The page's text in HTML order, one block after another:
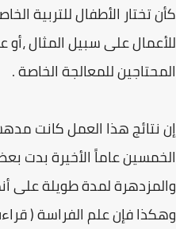
كأن تختار الأطفال للتربية
للأعمال على سبيل المثال
المحتاجين للمعالجة الخاصة .
إن نتائج هذا العمل كانت
الخمسين عاماً الأخيرة بدت
والمزدهرة لمدة طويلة على
وهكذا فإن علم الفراسة (